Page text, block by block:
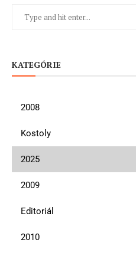
KATEGÓRIE
2008
Kostoly
2025
2009
Editoriál
2010